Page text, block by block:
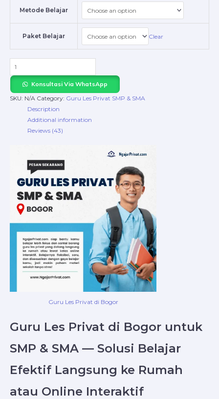
Metode Belajar
Paket Belajar Clear
Konsultasi Via WhatsApp
SKU: N/A Category: Guru Les Privat SMP & SMA
Description
Additional information
Reviews (43)
Guru Les Privat di Bogor
Guru Les Privat di Bogor untuk
SMP & SMA — Solusi Belajar
Efektif Langsung ke Rumah
atau Online Interaktif